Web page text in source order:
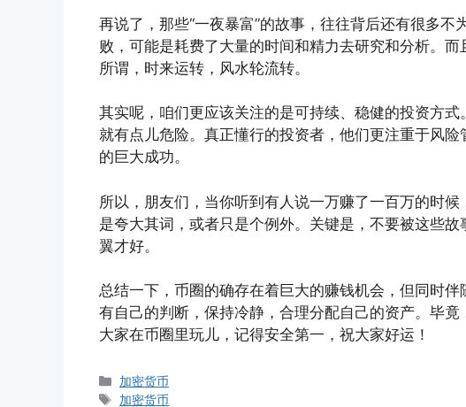
再说了，那些“一夜暴富”的故事，往往背后还有很多
败，可能是耗费了大量的时间和精力去研究和分析。
所谓，时来运转，风水轮流转。
其实呢，咱们更应该关注的是可持续、稳健的投资方
就有点儿危险。真正懂行的投资者，他们更注重于风
的巨大成功。
所以，朋友们，当你听到有人说一万赚了一百万的时
是夸大其词，或者只是个例外。关键是，不要被这些
翼才好。
总结一下，币圈的确存在着巨大的赚钱机会，但同时
有自己的判断，保持冷静，合理分配自己的资产。毕竟
大家在币圈里玩儿，记得安全第一，祝大家好运！
分
类
加密货币
标
加密货币